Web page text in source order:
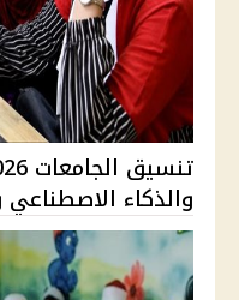
والذكاء